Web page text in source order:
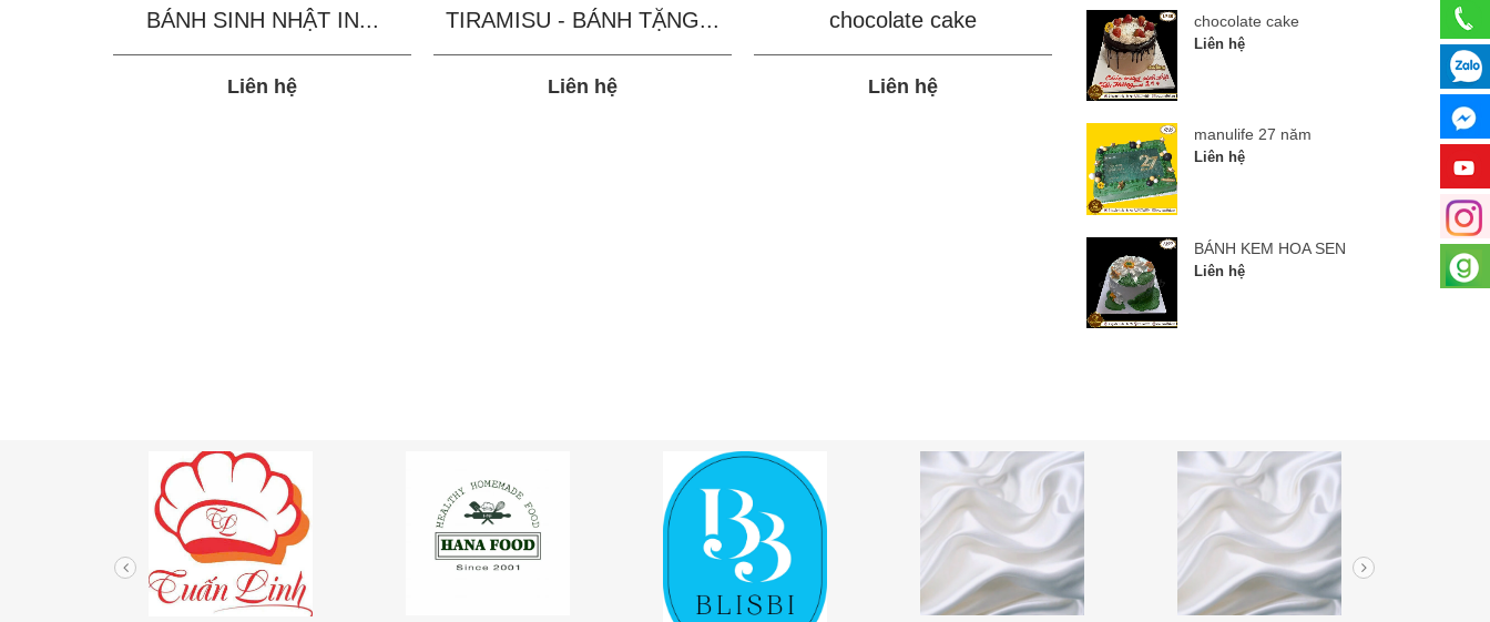
BÁNH SINH NHẬT IN...
Liên hệ
TIRAMISU - BÁNH TẶNG...
Liên hệ
chocolate cake
Liên hệ
manulife 27 năm
chocolate cake
Liên hệ
manulife 27 năm
Liên hệ
BÁNH KEM HOA SEN
Liên hệ